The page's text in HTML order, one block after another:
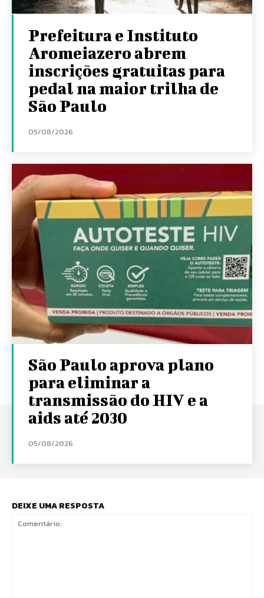
Prefeitura e Instituto
Aromeiazero abrem
inscrições gratuitas para
pedal na maior trilha de
São Paulo
05/08/2026
São Paulo aprova plano
para eliminar a
transmissão do HIV e a
aids até 2030
05/08/2026
DEIXE UMA RESPOSTA